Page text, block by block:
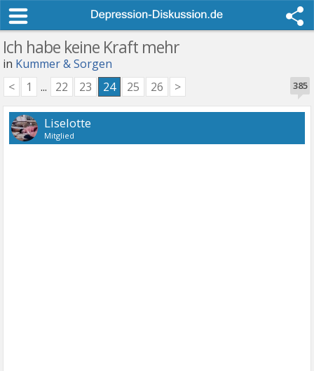
Ich habe keine Kraft mehr
in Kummer & Sorgen
385
< 1 ... 22 23 24 25 26 >
Liselotte
Mitglied